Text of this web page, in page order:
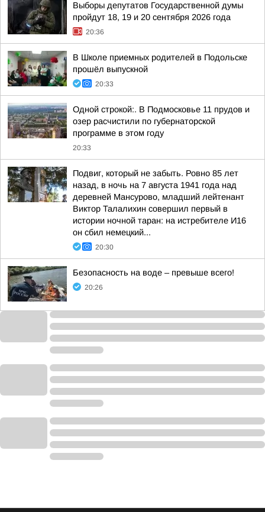
Выборы депутатов Государственной думы
пройдут 18, 19 и 20 сентября 2026 года
20:36
В Школе приемных родителей в Подольске
прошёл выпускной
20:33
Одной строкой:. В Подмосковье 11 прудов и
озер расчистили по губернаторской
программе в этом году
20:33
Подвиг, который не забыть. Ровно 85 лет
назад, в ночь на 7 августа 1941 года над
деревней Мансурово, младший лейтенант
Виктор Талалихин совершил первый в
истории ночной таран: на истребителе И16
он сбил немецкий...
20:30
Безопасность на воде – превыше всего!
20:26